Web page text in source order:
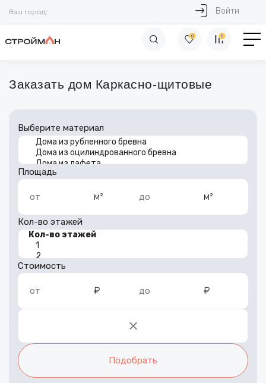
Ваш город: Войти
0 0
Заказать дом Каркасно-щитовые
Выберите материал
Площадь
от м² до м²
Кол-во этажей
Стоимость
от ₽ до ₽
Подобрать